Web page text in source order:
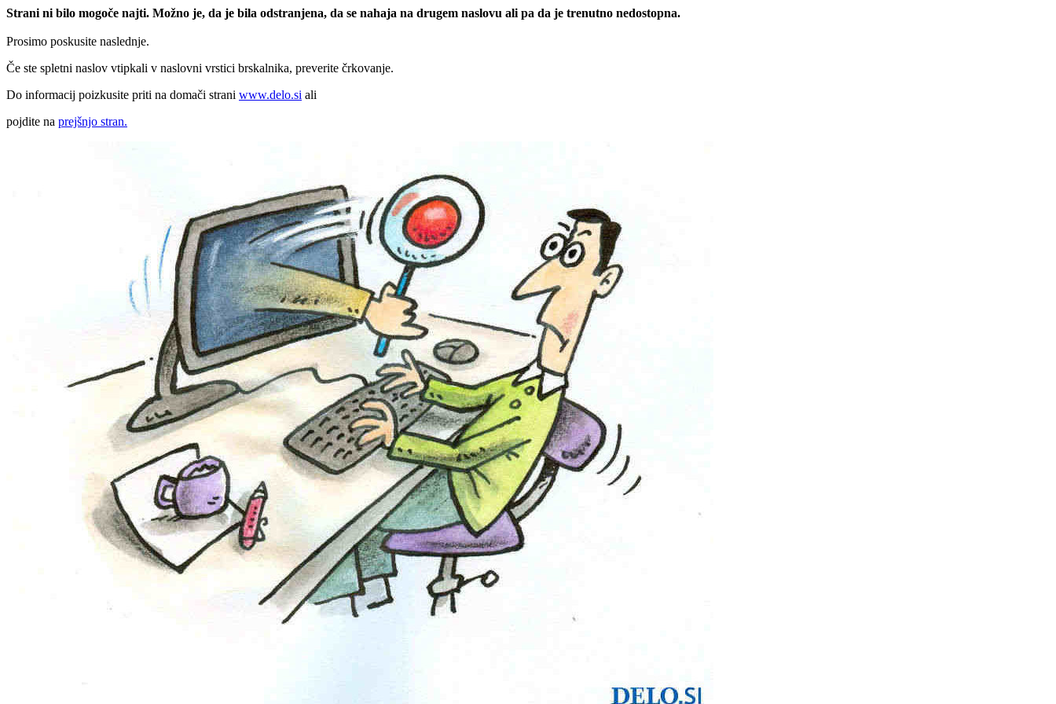
Strani ni bilo mogoče najti. Možno je, da je bila odstranjena, da se nahaja na drugem naslovu ali pa da je trenutno nedostopna.
Prosimo poskusite naslednje.
Če ste spletni naslov vtipkali v naslovni vrstici brskalnika, preverite črkovanje.
Do informacij poizkusite priti na domači strani www.delo.si ali
pojdite na prejšnjo stran.